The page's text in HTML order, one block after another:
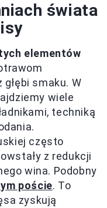
świata
elementów
smaku. W
wiele
techniką
często
z redukcji
wina. Podobny
poście. To
zyskują